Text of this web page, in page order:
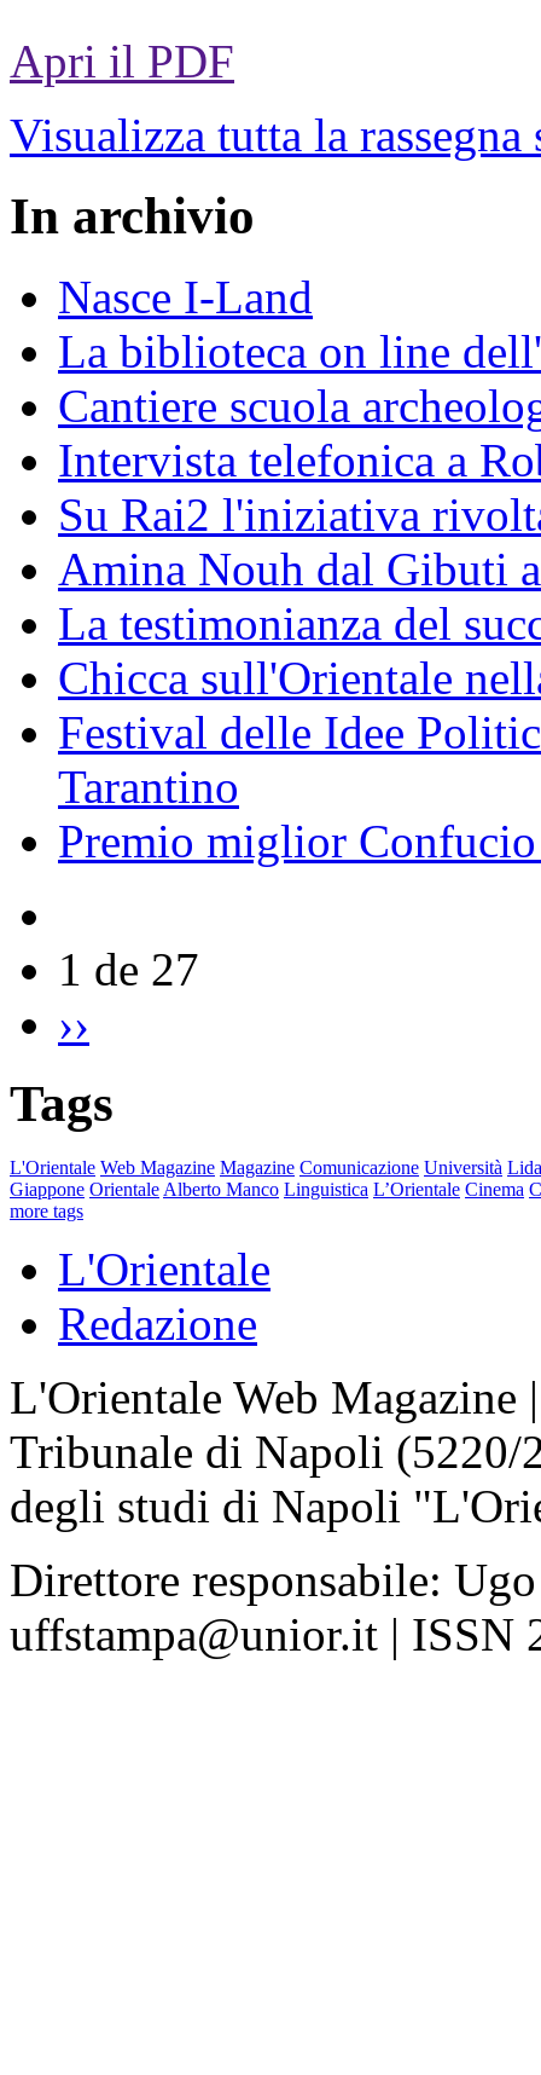
Apri il PDF
Visualizza tutta la rassegna
In archivio
Nasce I-Land
La biblioteca on line
Cantiere scuola
Intervista telefonica a
Su Rai2 l'iniziativa
Amina Nouh dal Gibuti
La testimonianza del
Chicca sull'Orientale
Festival delle Idee
Tarantino
Premio miglior
1 de 27
››
Tags
L'Orientale Web Magazine Magazine Comunicazione Università
Giappone Orientale Alberto Manco Linguistica L’Orientale Cinema
more tags
L'Orientale
Redazione
L'Orientale Web Magazine
Tribunale di Napoli
degli studi di Napoli
Direttore responsabile:
uffstampa@unior.it | ISSN